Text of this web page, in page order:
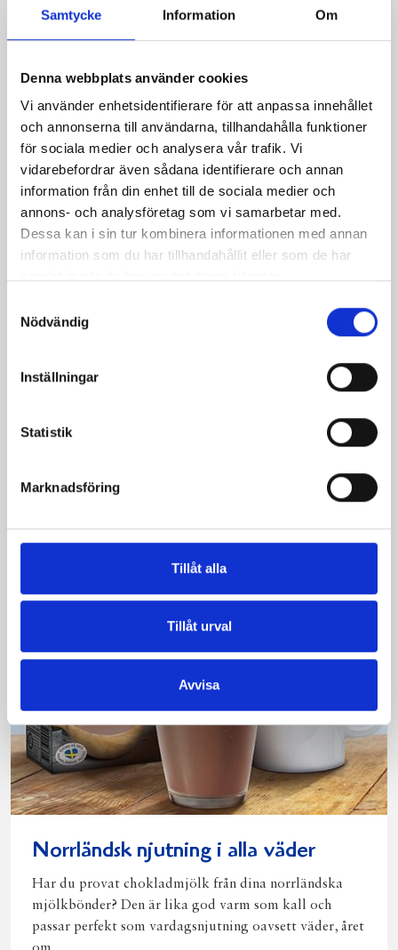
Samtycke Information Om
Denna webbplats använder cookies
Vi använder enhetsidentifierare för att anpassa innehållet
och annonserna till användarna, tillhandahålla funktioner
för sociala medier och analysera vår trafik. Vi
vidarebefordrar även sådana identifierare och annan
information från din enhet till de sociala medier och
annons- och analysföretag som vi samarbetar med.
Dessa kan i sin tur kombinera informationen med annan
information som du har tillhandahållit eller som de har
Nödvändig
Inställningar
Statistik
Marknadsföring
Tillåt alla
Tillåt urval
Avvisa
på
på
på
ut
Bäst i test: Norrmejeriers laktosfria
Vi kan stolt konstatera att vår laktosfria Mellanmjölk
200 norrlänningar fick deltog vid provsmakningen. Vår
Läs mer
Norrländsk njutning i alla väder
Har du provat chokladmjölk från dina norrländska
mjölkbönder? Den är lika god varm som kall och
passar perfekt som vardagsnjutning oavsett väder, året